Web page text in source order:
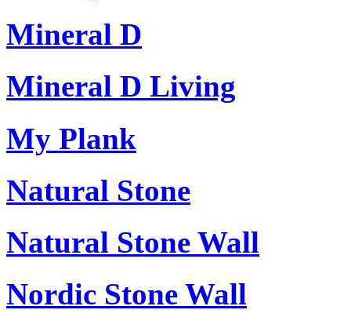
Mineral D
Mineral D Living
My Plank
Natural Stone
Natural Stone Wall
Nordic Stone Wall